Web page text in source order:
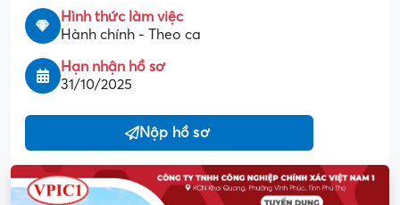
Hình thức làm việc
Hành chính - Theo ca
Hạn nhận hồ sơ
31/10/2025
Nộp hồ sơ